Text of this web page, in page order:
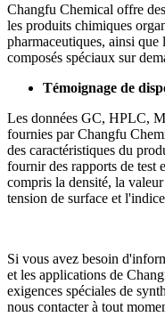
Changfu Chemical offre
les produits chimiques
pharmaceutiques, ainsi
composés spéciaux sur
Témoignage de
Les données GC, HPLC,
fournies par Changfu
des caractéristiques du
fournir des rapports de test
compris la densité, la
tension de surface et
Si vous avez besoin
et les applications de
exigences spéciales de
nous contacter à tout